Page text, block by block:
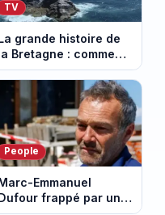
TV
grande histoire de
Bretagne : comment
Bretons ont
leur culture
au fil des décennies
People
Emmanuel
frappé par un